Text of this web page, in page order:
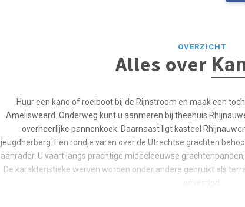
OVERZICHT
Alles over
Huur een kano of roeiboot bij de Rijnstroom en maak een
Amelisweerd. Onderweg kunt u aanmeren bij theehuis
overheerlijke pannenkoek. Daarnaast ligt kasteel
jeugdherberg. Een rondje varen over de Utrechtse grachten
aanrader. U vaart langs prachtige middeleeuwse
De karakteristieke werven worden onder andere gebruikt als
gevestigd.